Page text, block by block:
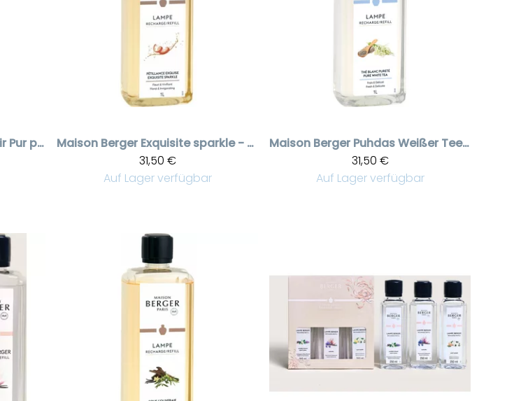
Tuoksuton Air Pur puhdistusneste 500 ml
Maison Berger
Exquisite sparkle - shampanja puhdistusneste liter
31,50 €
Auf Lager verfügbar
Maison Berger
Puhdas Weißer Tee puhdistusneste liter
31,50 €
Auf Lager verfügbar